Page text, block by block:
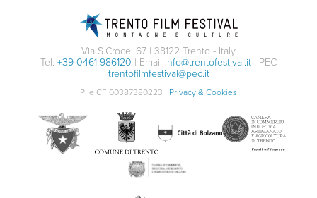
Via S.Croce, 67 | 38122 Trento - Italy
Tel. +39 0461 986120 | Email info@trentofestival.it | PEC
trentofilmfestival@pec.it
PI e CF 00387380223 | Privacy & Cookies